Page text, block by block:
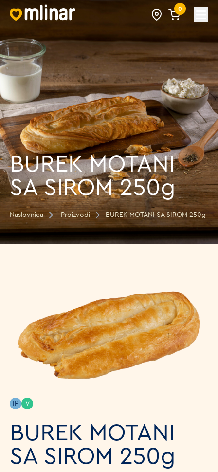
0
BUREK MOTANI
SA SIROM 250g
Naslovnica Proizvodi BUREK MOTANI SA SIROM 250g
IP V
BUREK MOTANI
SA SIROM 250g